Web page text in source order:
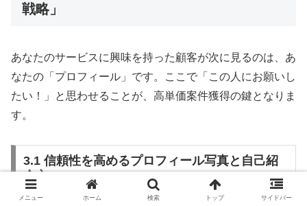
戦略」
あなたのサービスに興味を持った顧客が次に見るのは、あ
なたの「プロフィール」です。ここで「この人にお願いし
たい！」と思わせることが、高単価案件獲得の鍵となりま
す。
3.1 信頼性を高めるプロフィール写真と自己紹
介文
メニュー ホーム 検索 トップ サイドバー